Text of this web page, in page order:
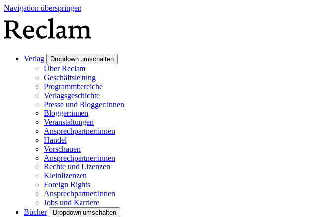
Navigation überspringen
Verlag Dropdown umschalten
Über Reclam
Geschäftsleitung
Programmbereiche
Verlagsgeschichte
Presse und Blogger:innen
Blogger:innen
Veranstaltungen
Ansprechpartner:innen
Handel
Vorschauen
Ansprechpartner:innen
Rechte und Lizenzen
Kleinlizenzen
Foreign Rights
Ansprechpartner:innen
Jobs und Karriere
Bücher
Dropdown umschalten